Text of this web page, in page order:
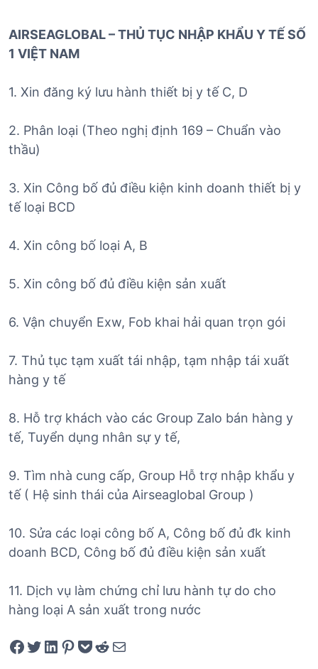
AIRSEAGLOBAL – THỦ TỤC NHẬP KHẨU Y TẾ SỐ
1 VIỆT NAM
1. Xin đăng ký lưu hành thiết bị y tế C, D
2. Phân loại (Theo nghị định 169 – Chuẩn vào
thầu)
3. Xin Công bố đủ điều kiện kinh doanh thiết bị y
tế loại BCD
4. Xin công bố loại A, B
5. Xin công bố đủ điều kiện sản xuất
6. Vận chuyển Exw, Fob khai hải quan trọn gói
7. Thủ tục tạm xuất tái nhập, tạm nhập tái xuất
hàng y tế
8. Hỗ trợ khách vào các Group Zalo bán hàng y
tế, Tuyển dụng nhân sự y tế,
9. Tìm nhà cung cấp, Group Hỗ trợ nhập khẩu y
tế ( Hệ sinh thái của Airseaglobal Group )
10. Sửa các loại công bố A, Công bố đủ đk kinh
doanh BCD, Công bố đủ điều kiện sản xuất
11. Dịch vụ làm chứng chỉ lưu hành tự do cho
hàng loại A sản xuất trong nước
Share on Facebook Tweet on Twitter Share on LinkedIn Pin on Pinterest Save to pocket Share on Reddit Share via Email